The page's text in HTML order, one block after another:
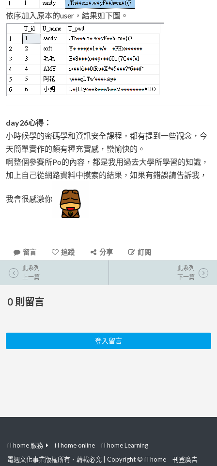
依序加入原本的user，結果如下圖。
day26心得：
小時候學的密碼學和資訊安全課程，都有提到一些觀念，今
天簡單實作的頗有種充實感，蠻愉快的。
啊整個參賽所Po的內容，都是我用過去大學所學習的知識，
加上自己從網路資料中摸索的結果，如果有錯誤請告訴我，
我會很感激你
留言 追蹤 分享 訂閱
此系列
上一篇
此系列
下一篇
0 則留言
登入留言
iThome 服務 iThome online
iThome Learning
電週文化事業版權所有、轉載必究 | Copyright © iThome
刊登廣告